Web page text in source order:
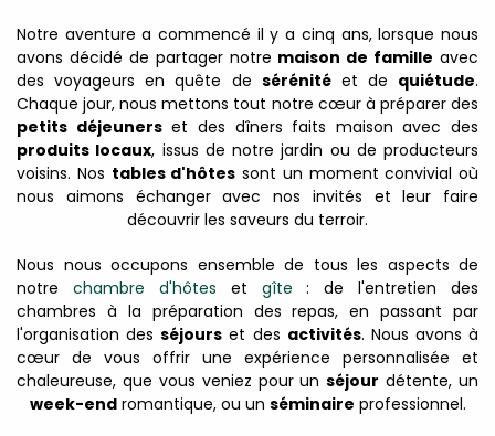
Notre aventure a commencé il y a cinq ans, lorsque nous
avons décidé de partager notre maison de famille avec
des voyageurs en quête de sérénitéet de quiétude.
Chaque jour, nous mettons tout notre cœur à préparer des
petits déjeunerset des dîners faits maison avec des
produits locaux, issus de notre jardin ou de producteurs
voisins. Nos tables d'hôtes sont un moment convivial où
nous aimons échanger avec nos invités et leur faire
découvrir les saveurs du terroir.
Nous nous occupons ensemble de tous les aspects de
notre chambre d'hôtes et gîte : de l'entretien des
chambres à la préparation des repas, en passant par
l'organisation desséjours et des activités. Nous avons à
cœur de vous offrir une expérience personnalisée et
chaleureuse, que vous veniez pour unséjour détente, un
week-endromantique, ou un séminaire professionnel.